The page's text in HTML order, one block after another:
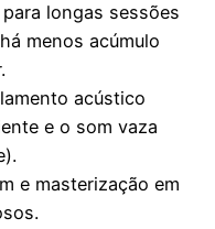
longas sessões
menos acúmulo
acústico
e o som vaza
e masterização em